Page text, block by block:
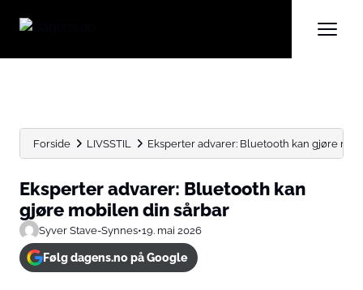
Forside LIVSSTIL Eksperter advarer: Bluetooth kan gjøre
Eksperter advarer: Bluetooth kan
gjøre mobilen din sårbar
Syver Stave-Synnes•19. mai 2026
Følg dagens.no på Google